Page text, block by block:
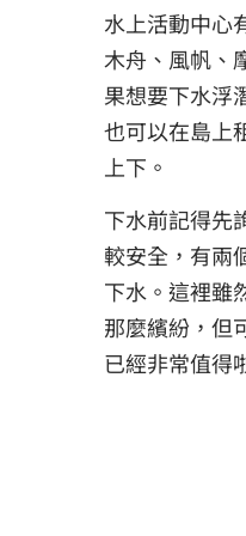
水上活動中心
木舟、風帆、
果想要下水浮
也可以在島上
上下。
下水前記得先
較安全，有兩
下水。這裡雖
那麼繽紛，但
已經非常值得